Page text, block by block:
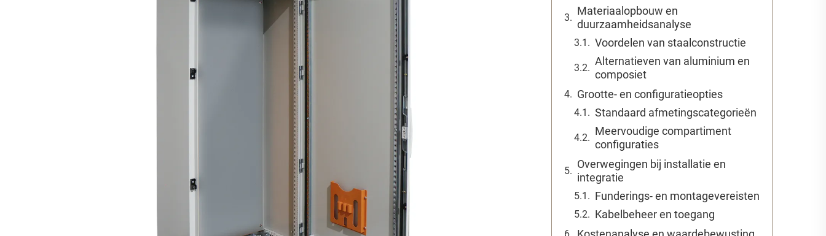
Materiaalopbouw en
duurzaamheidsanalyse
Voordelen van staalconstructie
Alternatieven van aluminium en
composiet
Grootte- en configuratieopties
Standaard afmetingscategorieën
Meervoudige compartiment
configuraties
Overwegingen bij installatie en
integratie
Funderings- en montagevereisten
Kabelbeheer en toegang